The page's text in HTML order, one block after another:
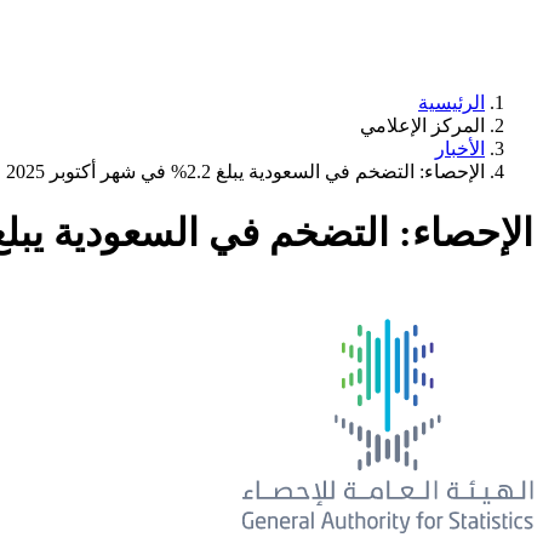
الرئيسية
المركز الإعلامي
الأخبار
الإحصاء: التضخم في السعودية يبلغ 2.2% في شهر أكتوبر 2025
الإحصاء: التضخم في السعودية يبلغ 2.2% في شهر أكتوبر